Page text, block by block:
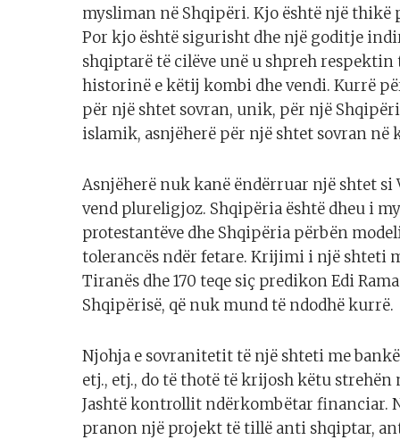
mysliman në Shqipëri. Kjo është një
Por kjo është sigurisht dhe një goditje
shqiptarë të cilëve unë u shpreh
historinë e këtij kombi dhe vendi. Kurrë
për një shtet sovran, unik, për një
islamik, asnjëherë për një shtet sovran
Asnjëherë nuk kanë ëndërruar një shtet si
vend plureligjoz. Shqipëria është dheu i
protestantëve dhe Shqipëria përbën
tolerancës ndër fetare. Krijimi i një shteti
Tiranës dhe 170 teqe siç predikon Edi
Shqipërisë, që nuk mund të ndodhë kurrë.
Njohja e sovranitetit të një shteti me
etj., etj., do të thotë të krijosh këtu
Jashtë kontrollit ndërkombëtar financiar.
pranon një projekt të tillë anti shqiptar,